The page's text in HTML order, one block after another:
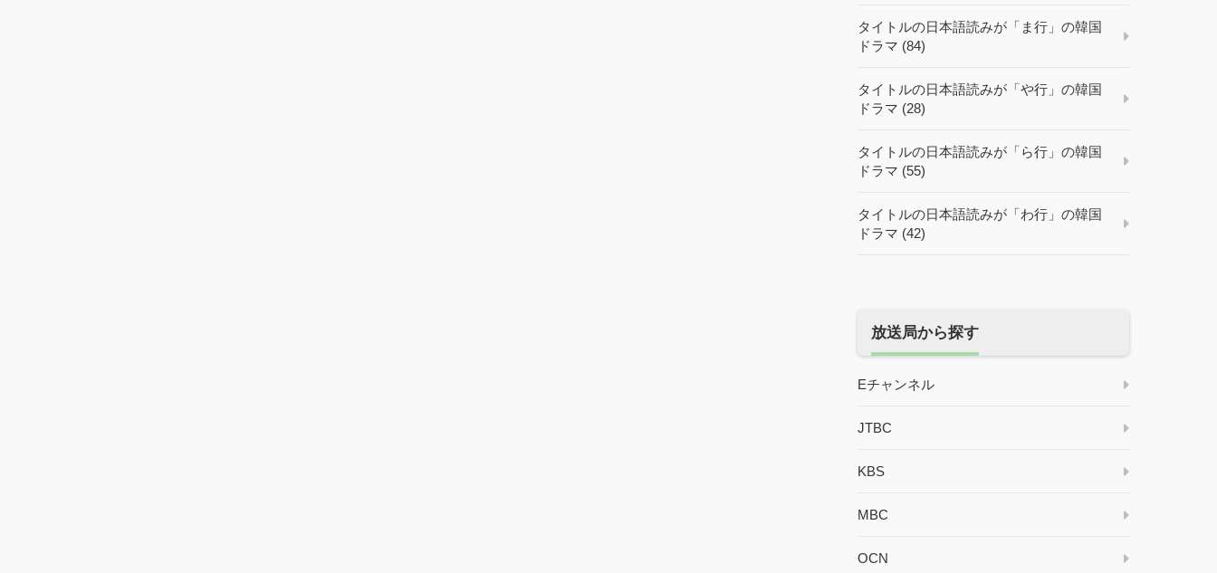
タイトルの日本語読みが「ま行」の韓国
ドラマ (84)
タイトルの日本語読みが「や行」の韓国
ドラマ (28)
タイトルの日本語読みが「ら行」の韓国
ドラマ (55)
タイトルの日本語読みが「わ行」の韓国
ドラマ (42)
放送局から探す
Eチャンネル
JTBC
KBS
MBC
OCN